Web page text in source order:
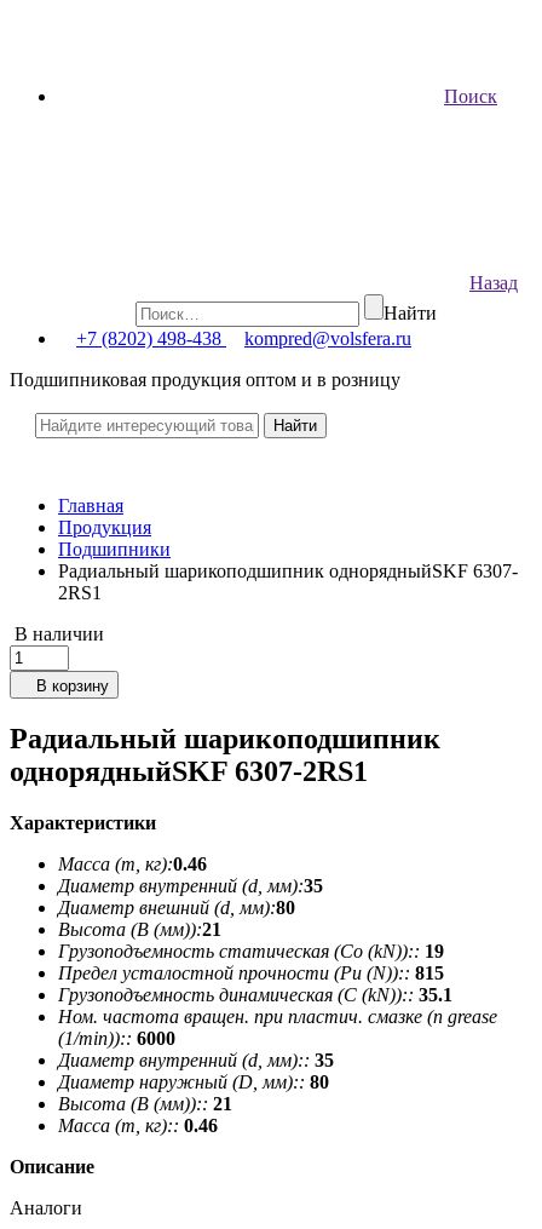
Поиск
Назад
Найти
+7 (8202) 498-438
kompred@volsfera.ru
Подшипниковая продукция оптом и в розницу
Главная
Продукция
Подшипники
Радиальный шарикоподшипник однорядныйSKF 6307-
2RS1
В наличии
В корзину
Радиальный шарикоподшипник
однорядныйSKF 6307-2RS1
Характеристики
Масса (m, кг):0.46
Диаметр внутренний (d, мм):35
Диаметр внешний (d, мм):80
Высота (В (мм)):21
Грузоподъемность статическая (Co (kN)):: 19
Предел усталостной прочности (Pu (N)):: 815
Грузоподъемность динамическая (C (kN)):: 35.1
Ном. частота вращен. при пластич. смазке (n grease
(1/min)):: 6000
Диаметр внутренний (d, мм):: 35
Диаметр наружный (D, мм):: 80
Высота (В (мм)):: 21
Масса (m, кг):: 0.46
Описание
Аналоги